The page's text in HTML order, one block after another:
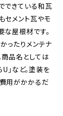
できている和瓦
セメント瓦やモ
屋根材です。
ったりメンテナ
品名としては
U」など。塗装を
用がかかるだ